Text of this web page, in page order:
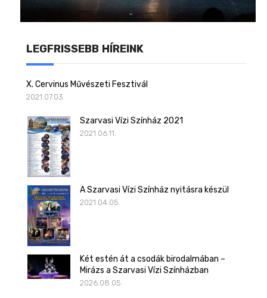
LEGFRISSEBB HÍREINK
X. Cervinus Művészeti Fesztivál
2021.07.03.
Szarvasi Vízi Színház 2021
2021.06.11.
A Szarvasi Vízi Színház nyitásra készül
2021.04.05.
Két estén át a csodák birodalmában –
Mirázs a Szarvasi Vízi Színházban
2026.08.05.